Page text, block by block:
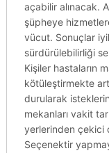
açabilir alınacak.
şüpheye
vücut. Sonuçlar
sürdürülebilirliği
Kişiler hastaların
kötüleştirmekte
durularak
mekanları vakit
yerlerinden çekici
Seçenektir